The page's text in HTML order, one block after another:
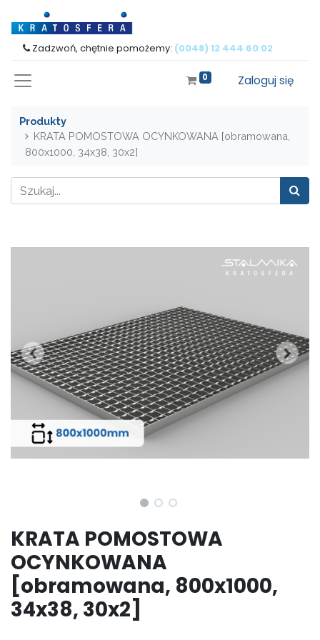
Zadzwoń, chętnie pomożemy: (0048) 12 444 60 02
0 Zaloguj się
Produkty
KRATA POMOSTOWA OCYNKOWANA [obramowana,
800x1000, 34x38, 30x2]
KRATA POMOSTOWA
OCYNKOWANA
[obramowana, 800x1000,
34x38, 30x2]